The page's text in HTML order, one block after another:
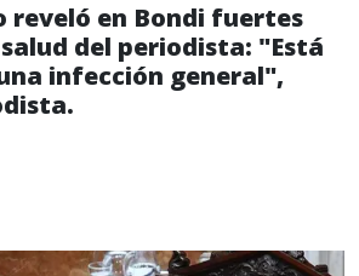
reveló en Bondi fuertes
del periodista: "Está
infección general",